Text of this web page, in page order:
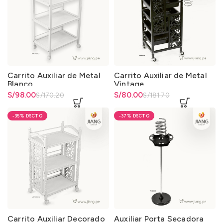
Carrito Auxiliar de Metal
Blanco
S/170.20
El precio original era:
S/98.00
El precio actual es: S/98.00.
Carrito Auxiliar de Metal
Vintage
S/181.70
El precio original era:
S/80.00
El precio actual es: S/80.00.
-35%
Carrito Auxiliar Decorado
-37%
Auxiliar Porta Secadora